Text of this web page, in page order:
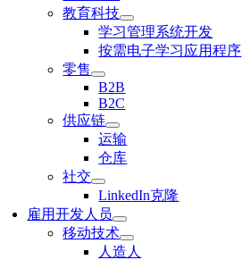
教育科技
学习管理系统开发
按需电子学习应用程序
零售
B2B
B2C
供应链
运输
仓库
社交
LinkedIn克隆
雇用开发人员
移动技术
人造人